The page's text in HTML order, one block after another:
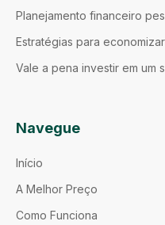
Planejamento financeiro
Estratégias para
Vale a pena investir em um
Navegue
Início
A Melhor Preço
Como Funciona